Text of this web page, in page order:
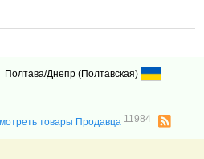
Полтава/Днепр (Полтавская)
товары Продавца 11984